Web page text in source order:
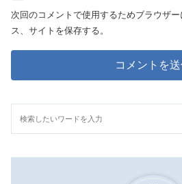
次回のコメントで使用するためブラウザ
ス、サイトを保存する。